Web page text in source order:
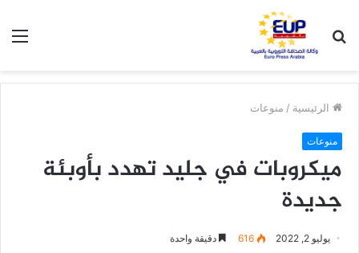
عن
الرئيسية / منوعات
منوعات
ميكروبات في جليد تهدد بأوبئة
جديدة
يوليو 2, 2022 616 دقيقة واحدة